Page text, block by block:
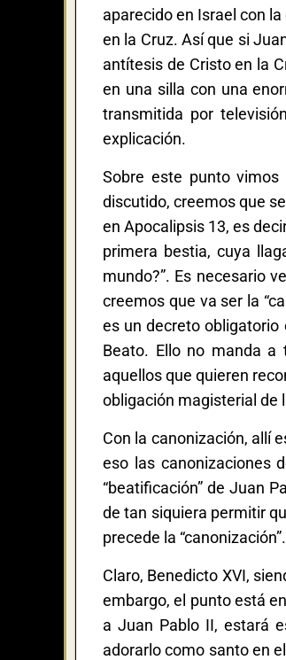
aparecido en Israel con
en la Cruz. Así que si
antítesis de Cristo en la
en una silla con una
transmitida por
explicación.
Sobre este punto
discutido, creemos que
en Apocalipsis 13, es
primera bestia, cuya
mundo?”. Es necesario
creemos que va ser la
es un decreto obligatorio
Beato. Ello no manda a
aquellos que quieren
obligación magisterial de
Con la canonización, allí
eso las canonizaciones
“beatificación” de Juan
de tan siquiera permitir
precede la “canonización”.
Claro, Benedicto XVI,
embargo, el punto está
a Juan Pablo II, estará
adorarlo como santo en